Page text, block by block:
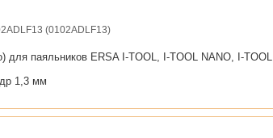
(0102ADLF13)
для паяльников ERSA I-TOOL, I-TOOL NANO, I-TOOL
1,3 мм